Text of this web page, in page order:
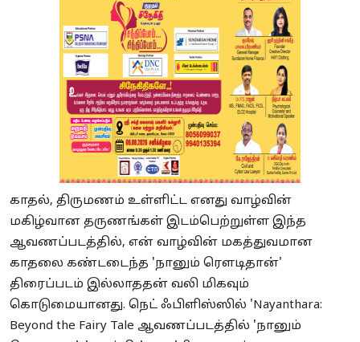
காதல், திருமணம் உள்ளிட்ட எனது வாழ்வின்
மகிழ்வான தருணங்கள் இடம்பெற்றுள்ள இந்த
ஆவணப்படத்தில், என் வாழ்வின் மகத்துவமான
காதலை கண்டடைந்த 'நானும் ரௌடிதான்'
திரைப்படம் இல்லாததன் வலி மிகவும்
கொடுமையானது. நெட் ஃபிளிஸ்ஸில் 'Nayanthara:
Beyond the Fairy Tale ஆவணப்படத்தில் 'நானும்